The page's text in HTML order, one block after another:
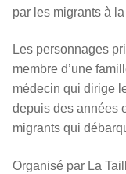
par les migrants à
Les personnages
membre d’une
médecin qui dirige
depuis des années
migrants qui
Organisé par La